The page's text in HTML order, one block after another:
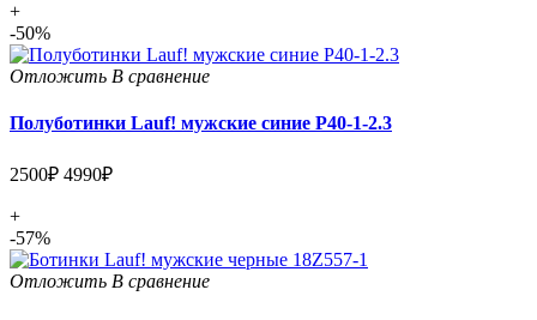
+
-50%
Отложить В сравнение
Полуботинки Lauf! мужские синие Р40-1-2.3
2500₽ 4990₽
+
-57%
Отложить В сравнение